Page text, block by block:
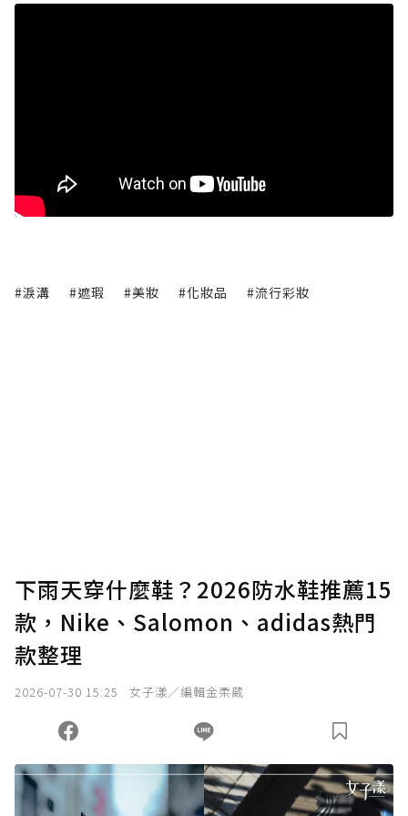
#淚溝 #遮瑕 #美妝 #化妝品 #流行彩妝
下雨天穿什麼鞋？2026防水鞋推薦15
款，Nike、Salomon、adidas熱門
款整理
2026-07-30 15:25 女子漾／編輯金柔葳